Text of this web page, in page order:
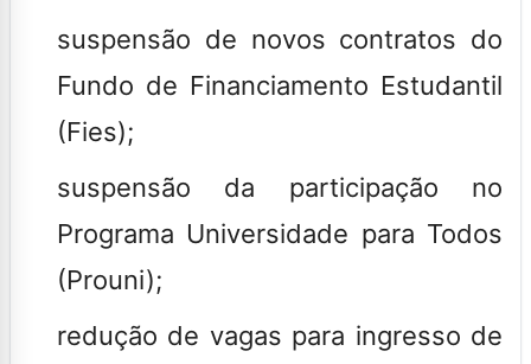
suspensão de novos contratos do
Fundo de Financiamento Estudantil
(Fies);
suspensão da participação no
Programa Universidade para Todos
(Prouni);
redução de vagas para ingresso de